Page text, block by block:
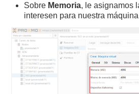
Sobre Memoria, le asignamos
interesen para nuestra